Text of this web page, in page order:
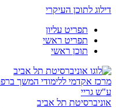
דילוג לתוכן העיקרי
תפריט עליון
תפריט ראשי
תוכן ראשי
מרכז אקדמי ללימודי המשך
ע"ש גריי
אוניברסיטת תל אביב